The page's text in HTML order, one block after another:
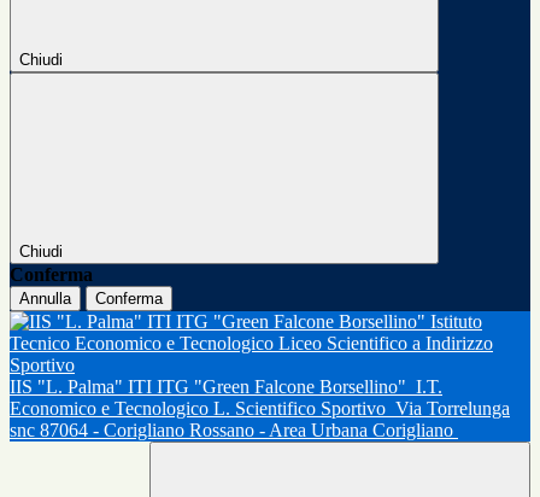
Chiudi
Chiudi
Conferma
Annulla Conferma
IIS "L. Palma" ITI ITG "Green Falcone Borsellino" I.T.
Economico e Tecnologico L. Scientifico Sportivo Via Torrelunga
snc 87064 - Corigliano Rossano - Area Urbana Corigliano